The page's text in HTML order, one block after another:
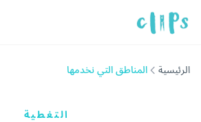
الرئيسية المناطق التي نخدمها
التغطية